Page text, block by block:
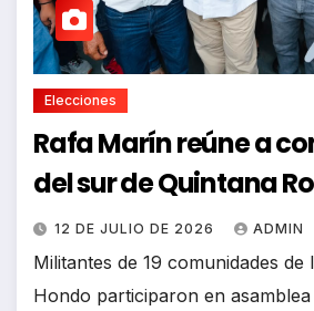
Elecciones
Rafa Marín reúne a
del sur de Quintana
12 DE JULIO DE 2026 ADMIN
Militantes de 19 comunidades de
Hondo participaron en